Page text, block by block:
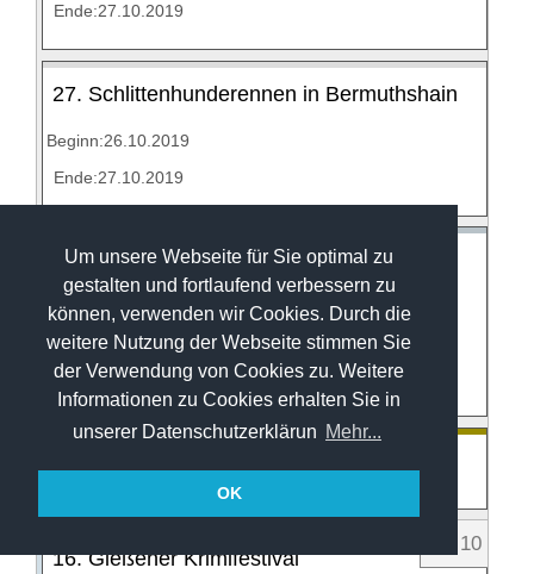
Um unsere Webseite für Sie optimal zu
gestalten und fortlaufend verbessern zu
können, verwenden wir Cookies. Durch die
weitere Nutzung der Webseite stimmen Sie
der Verwendung von Cookies zu. Weitere
Informationen zu Cookies erhalten Sie in
unserer Datenschutzerklärun Mehr...
OK
Ende:27.10.2019
27. Schlittenhunderennen in Bermuthshain
Beginn:26.10.2019
Ende:27.10.2019
Herbstmarkt und Stoff & Stöffche in Bad
Camberg 2019
Beginn:26.10.2019
Ende:27.10.2019
10
16. Gießener Krimifestival